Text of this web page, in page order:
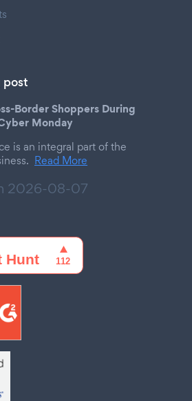
post
Border Shoppers During
Monday
is an integral part of the
Read More
2026-08-07